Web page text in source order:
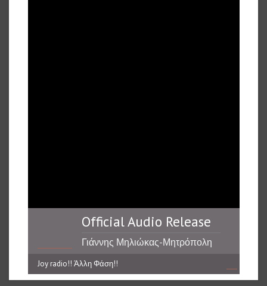
Official Audio Release
Γιάννης Μηλιώκας-Μητρόπολη
Joy radio!! Άλλη Φάση!!